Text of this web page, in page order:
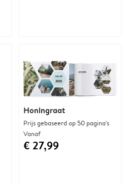
Honingraat
Prijs gebaseerd op 50 pagina's
Vanaf
€ 27,99